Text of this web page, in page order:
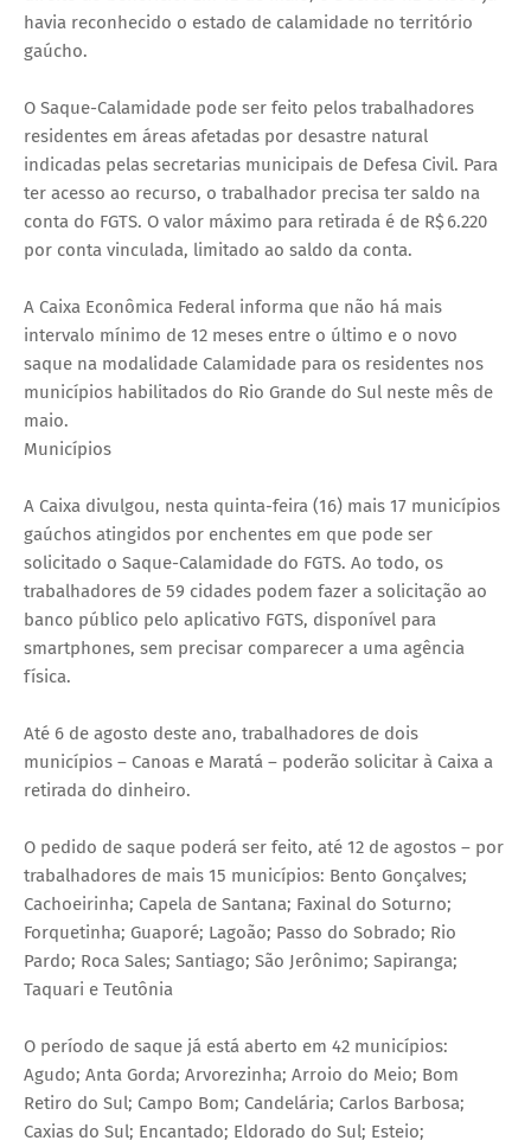
havia reconhecido o estado de calamidade no território
gaúcho.
O Saque-Calamidade pode ser feito pelos trabalhadores
residentes em áreas afetadas por desastre natural
indicadas pelas secretarias municipais de Defesa Civil. Para
ter acesso ao recurso, o trabalhador precisa ter saldo na
conta do FGTS. O valor máximo para retirada é de R$ 6.220
por conta vinculada, limitado ao saldo da conta.
A Caixa Econômica Federal informa que não há mais
intervalo mínimo de 12 meses entre o último e o novo
saque na modalidade Calamidade para os residentes nos
municípios habilitados do Rio Grande do Sul neste mês de
maio.
Municípios
A Caixa divulgou, nesta quinta-feira (16) mais 17 municípios
gaúchos atingidos por enchentes em que pode ser
solicitado o Saque-Calamidade do FGTS. Ao todo, os
trabalhadores de 59 cidades podem fazer a solicitação ao
banco público pelo aplicativo FGTS, disponível para
smartphones, sem precisar comparecer a uma agência
física.
Até 6 de agosto deste ano, trabalhadores de dois
municípios – Canoas e Maratá – poderão solicitar à Caixa a
retirada do dinheiro.
O pedido de saque poderá ser feito, até 12 de agostos – por
trabalhadores de mais 15 municípios: Bento Gonçalves;
Cachoeirinha; Capela de Santana; Faxinal do Soturno;
Forquetinha; Guaporé; Lagoão; Passo do Sobrado; Rio
Pardo; Roca Sales; Santiago; São Jerônimo; Sapiranga;
Taquari e Teutônia
O período de saque já está aberto em 42 municípios:
Agudo; Anta Gorda; Arvorezinha; Arroio do Meio; Bom
Retiro do Sul; Campo Bom; Candelária; Carlos Barbosa;
Caxias do Sul; Encantado; Eldorado do Sul; Esteio;